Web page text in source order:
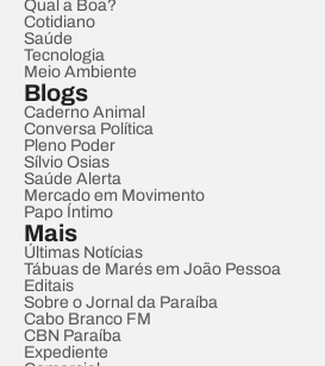
Qual a Boa?
Cotidiano
Saúde
Tecnologia
Meio Ambiente
Blogs
Caderno Animal
Conversa Política
Pleno Poder
Sílvio Osias
Saúde Alerta
Mercado em Movimento
Papo Íntimo
Mais
Últimas Notícias
Tábuas de Marés em João Pessoa
Editais
Sobre o Jornal da Paraíba
Cabo Branco FM
CBN Paraíba
Expediente